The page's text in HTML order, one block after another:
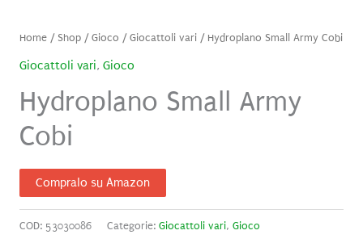
Home/ Shop/Gioco /Giocattoli vari/ Hydroplano Small Army Cobi
Giocattoli vari, Gioco
Hydroplano Small Army
Cobi
Compralo su Amazon
COD: 53030086 Categorie: Giocattoli vari, Gioco